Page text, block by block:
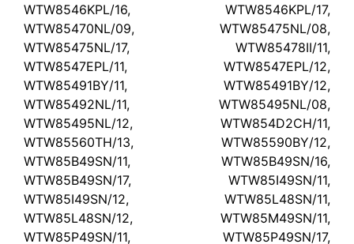
WTW8546KPL/16, WTW8546KPL/17,
WTW85470NL/09, WTW85475NL/08,
WTW85475NL/17, WTW85478II/11,
WTW8547EPL/11, WTW8547EPL/12,
WTW85491BY/11, WTW85491BY/12,
WTW85492NL/11, WTW85495NL/08,
WTW85495NL/12, WTW854D2CH/11,
WTW85560TH/13, WTW85590BY/12,
WTW85B49SN/11, WTW85B49SN/16,
WTW85B49SN/17, WTW85I49SN/11,
WTW85I49SN/12, WTW85L48SN/11,
WTW85L48SN/12, WTW85M49SN/11,
WTW85P49SN/11, WTW85P49SN/17,